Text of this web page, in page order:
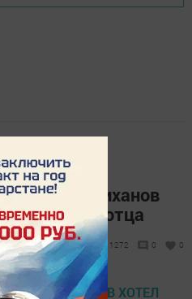
Минниханов
на своего отца
1272 0 0